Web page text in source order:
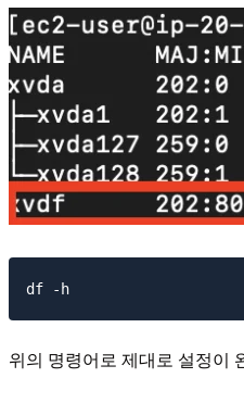
위의 명령어로 제대로 설정이